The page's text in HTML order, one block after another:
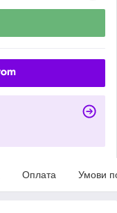
Оплата Умови